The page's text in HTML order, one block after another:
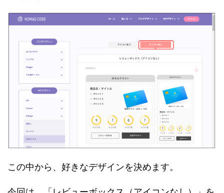
この中から、好きなデザインを決めます。